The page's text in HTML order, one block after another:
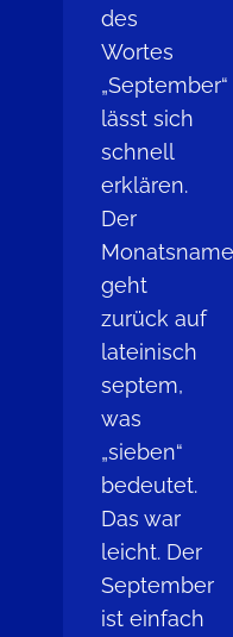
des
Wortes
„September“
lässt sich
schnell
erklären.
Der
Monatsname
geht
zurück auf
lateinisch
septem,
was
„sieben“
bedeutet.
Das war
leicht. Der
September
ist einfach